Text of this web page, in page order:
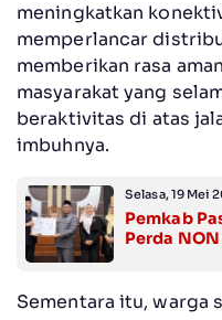
meningkatkan
memperlancar
memberikan rasa
masyarakat yang
beraktivitas di atas
imbuhnya.
Selasa, 19 Mei
Pemkab
Perda NON
Sementara itu, warga